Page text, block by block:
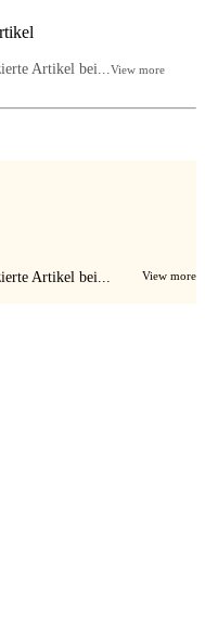
Artikel bei...View more
Artikel bei... View more